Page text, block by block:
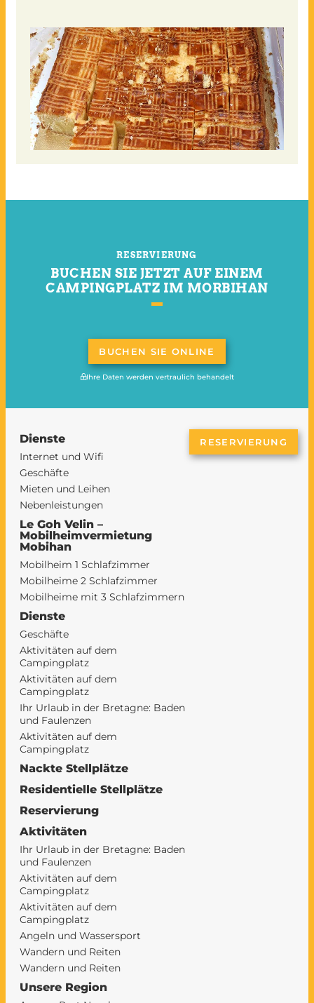
RESERVIERUNG
BUCHEN SIE JETZT AUF EINEM
CAMPINGPLATZ IM MORBIHAN
BUCHEN SIE ONLINE
Ihre Daten werden vertraulich behandelt
Dienste
Internet und Wifi
Geschäfte
Mieten und Leihen
Nebenleistungen
Le Goh Velin –
Mobilheimvermietung
Mobihan
Mobilheim 1 Schlafzimmer
Mobilheime 2 Schlafzimmer
Mobilheime mit 3 Schlafzimmern
Dienste
Geschäfte
Aktivitäten auf dem
Campingplatz
Aktivitäten auf dem
Campingplatz
Ihr Urlaub in der Bretagne: Baden
und Faulenzen
Aktivitäten auf dem
Campingplatz
Nackte Stellplätze
Residentielle Stellplätze
Reservierung
Aktivitäten
Ihr Urlaub in der Bretagne: Baden
und Faulenzen
Aktivitäten auf dem
Campingplatz
Aktivitäten auf dem
Campingplatz
Angeln und Wassersport
Wandern und Reiten
Wandern und Reiten
Unsere Region
RESERVIERUNG